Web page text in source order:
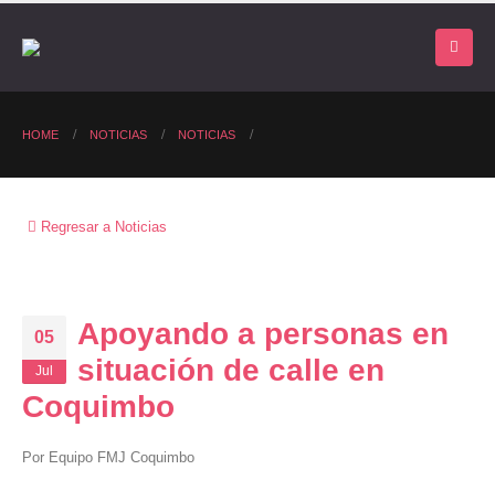
HOME NOTICIAS NOTICIAS
Regresar a Noticias
05
Jul
Apoyando a personas en
situación de calle en
Coquimbo
Por Equipo FMJ Coquimbo